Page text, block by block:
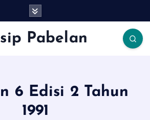
Pabelan
6 Edisi 2 Tahun
1991